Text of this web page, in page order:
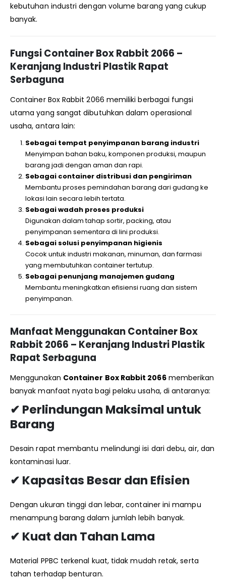
kebutuhan industri dengan volume barang yang cukup
banyak.
Fungsi Container Box Rabbit 2066 –
Keranjang Industri Plastik Rapat
Serbaguna
Container Box Rabbit 2066 memiliki berbagai fungsi
utama yang sangat dibutuhkan dalam operasional
usaha, antara lain:
Sebagai tempat penyimpanan barang industri
Menyimpan bahan baku, komponen produksi, maupun
barang jadi dengan aman dan rapi.
Sebagai container distribusi dan pengiriman
Membantu proses pemindahan barang dari gudang ke
lokasi lain secara lebih tertata.
Sebagai wadah proses produksi
Digunakan dalam tahap sortir, packing, atau
penyimpanan sementara di lini produksi.
Sebagai solusi penyimpanan higienis
Cocok untuk industri makanan, minuman, dan farmasi
yang membutuhkan container tertutup.
Sebagai penunjang manajemen gudang
Membantu meningkatkan efisiensi ruang dan sistem
penyimpanan.
Manfaat Menggunakan Container Box
Rabbit 2066 – Keranjang Industri Plastik
Rapat Serbaguna
Menggunakan Container Box Rabbit 2066memberikan
banyak manfaat nyata bagi pelaku usaha, di antaranya:
✔ Perlindungan Maksimal untuk
Barang
Desain rapat membantu melindungi isi dari debu, air, dan
kontaminasi luar.
✔ Kapasitas Besar dan Efisien
Dengan ukuran tinggi dan lebar, container ini mampu
menampung barang dalam jumlah lebih banyak.
✔ Kuat dan Tahan Lama
Material PPBC terkenal kuat, tidak mudah retak, serta
tahan terhadap benturan.